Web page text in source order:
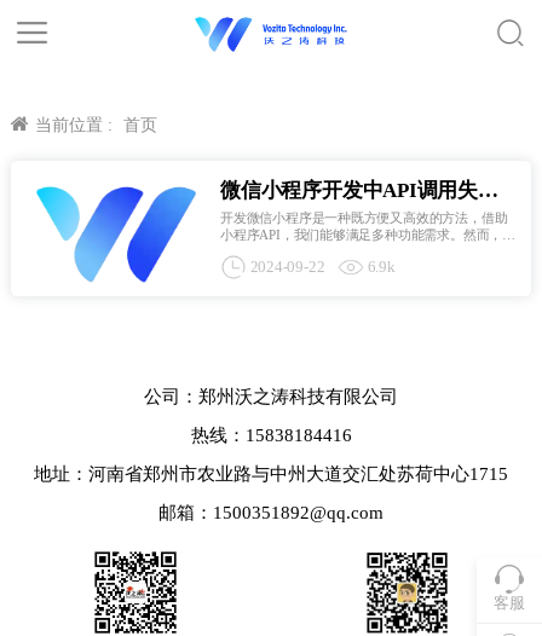
当前位置 : 首页
微信小程序开发中API调用失败
的原因及解决方法
开发微信小程序是一种既方便又高效的方法，借助
小程序API，我们能够满足多种功能需求。然而，在
可能会影响小程序的顺利运作。本篇文章将就微信
2024-09-22 6.9k
客服
公司：郑州沃之涛科技有限公司
热线：15838184416
地址：河南省郑州市农业路与中州大道交汇处苏荷中心1715
邮箱：1500351892@qq.com